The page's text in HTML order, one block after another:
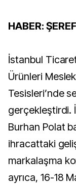
HABER:
İstanbul
Ürünleri
Tesisleri’nde
gerçekleştirdi.
Burhan Polat
ihracattaki
markalaşma
ayrıca, 16-18